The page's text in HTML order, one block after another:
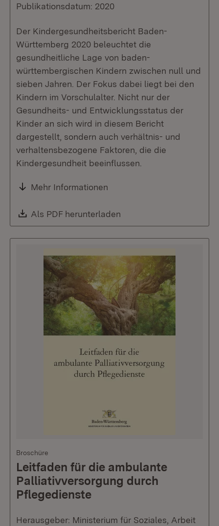
Publikationsdatum: 2020
​Der Kindergesundheitsbericht Baden-
Württemberg 2020 beleuchtet die
gesundheitliche Lage von baden-
württembergischen Kindern zwischen null und
sieben Jahren. Der Fokus dabei liegt bei den
Kindern im Vorschulalter. Nicht nur der
Gesundheits- und Entwicklungsstatus der
Kinder an sich wird in diesem Bericht
dargestellt, sondern auch verhältnis- und
verhaltensbezogene Faktoren, die die
Kindergesundheit beeinflussen.
Mehr Informationen
Download:
Als PDF herunterladen
Broschüre
Leitfaden für die ambulante
Palliativversorgung durch
Pflegedienste
Herausgeber: Ministerium für Soziales, Arbeit